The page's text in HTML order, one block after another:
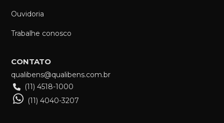
Ouvidoria
Trabalhe conosco
CONTATO
qualibens@qualibens.com.br
(11) 4518-1000
(11) 4040-3207